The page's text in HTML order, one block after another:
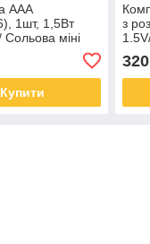
ААА
1шт, 1,5Вт
міні
Купити
з